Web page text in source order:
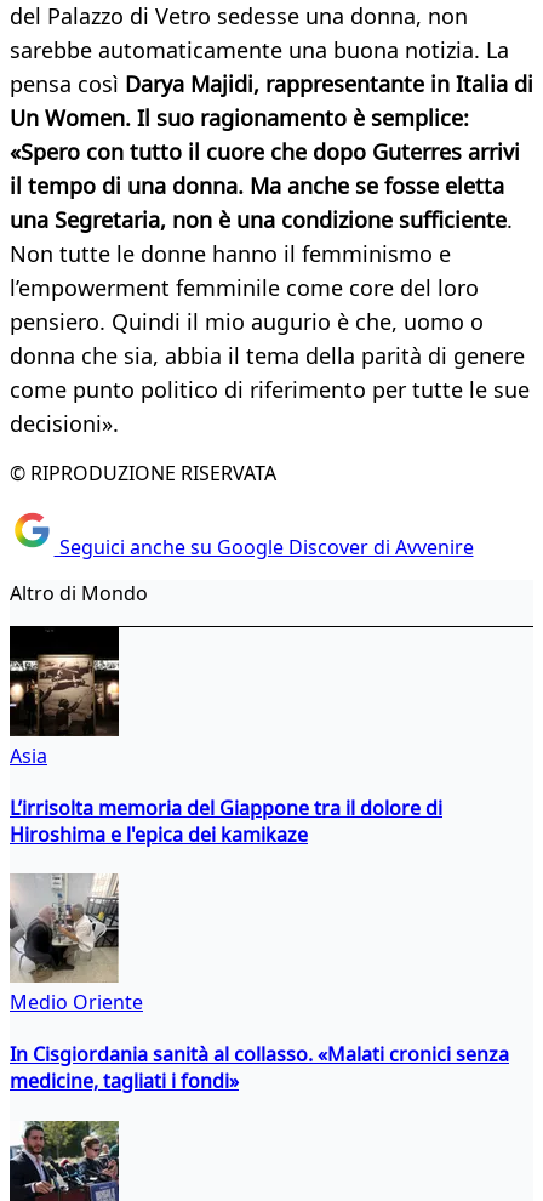
del Palazzo di Vetro sedesse una donna, non
sarebbe automaticamente una buona notizia. La
pensa così Darya Majidi, rappresentante in Italia di
Un Women. Il suo ragionamento è semplice:
«Spero con tutto il cuore che dopo Guterres arrivi
il tempo di una donna. Ma anche se fosse eletta
una Segretaria, non è una condizione sufficiente.
Non tutte le donne hanno il femminismo e
l’empowerment femminile come core del loro
pensiero. Quindi il mio augurio è che, uomo o
donna che sia, abbia il tema della parità di genere
come punto politico di riferimento per tutte le sue
decisioni».
© RIPRODUZIONE RISERVATA
Seguici anche su Google Discover di Avvenire
Altro di Mondo
Asia
L’irrisolta memoria del Giappone tra il dolore di
Hiroshima e l'epica dei kamikaze
Medio Oriente
In Cisgiordania sanità al collasso. «Malati cronici senza
medicine, tagliati i fondi»